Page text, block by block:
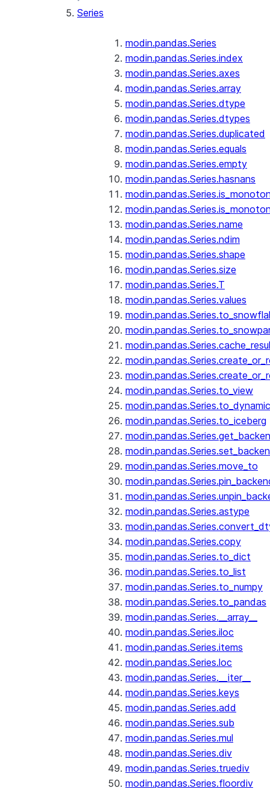
Series
modin.pandas.Series
modin.pandas.Series.index
modin.pandas.Series.axes
modin.pandas.Series.array
modin.pandas.Series.dtype
modin.pandas.Series.dtypes
modin.pandas.Series.duplicated
modin.pandas.Series.equals
modin.pandas.Series.empty
modin.pandas.Series.hasnans
modin.pandas.Series.name
modin.pandas.Series.ndim
modin.pandas.Series.shape
modin.pandas.Series.size
modin.pandas.Series.T
modin.pandas.Series.values
modin.pandas.Series.to_view
modin.pandas.Series.to_iceberg
modin.pandas.Series.move_to
modin.pandas.Series.astype
modin.pandas.Series.copy
modin.pandas.Series.to_dict
modin.pandas.Series.to_list
modin.pandas.Series.to_numpy
modin.pandas.Series.to_pandas
modin.pandas.Series.__array__
modin.pandas.Series.iloc
modin.pandas.Series.items
modin.pandas.Series.loc
modin.pandas.Series.__iter__
modin.pandas.Series.keys
modin.pandas.Series.add
modin.pandas.Series.sub
modin.pandas.Series.mul
modin.pandas.Series.div
modin.pandas.Series.truediv
modin.pandas.Series.floordiv